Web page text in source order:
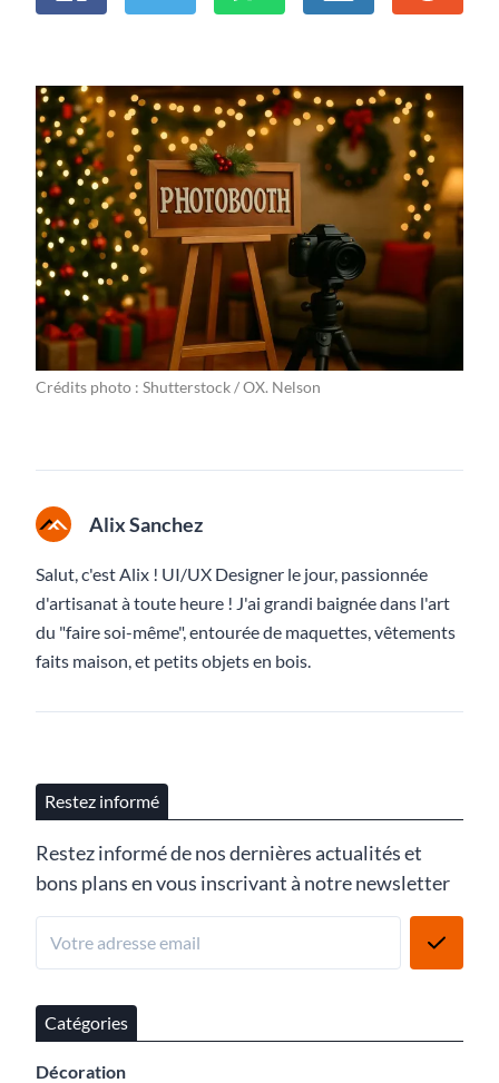
Crédits photo : Shutterstock / OX. Nelson
Alix Sanchez
Salut, c'est Alix ! UI/UX Designer le jour, passionnée
d'artisanat à toute heure ! J'ai grandi baignée dans l'art
du "faire soi-même", entourée de maquettes, vêtements
faits maison, et petits objets en bois.
Restez informé
Restez informé de nos dernières actualités et
bons plans en vous inscrivant à notre newsletter
Catégories
Décoration